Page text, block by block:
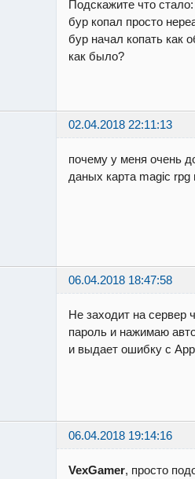
Подскажите что
бур копал просто
бур начал копать как
как было?
02.04.2018 22:11:13
почему у меня очень
даных карта magic rpg
06.04.2018 18:47:58
Не заходит на сервер
пароль и нажимаю
и выдает ошибку с
06.04.2018 19:14:16
VexGamer, просто